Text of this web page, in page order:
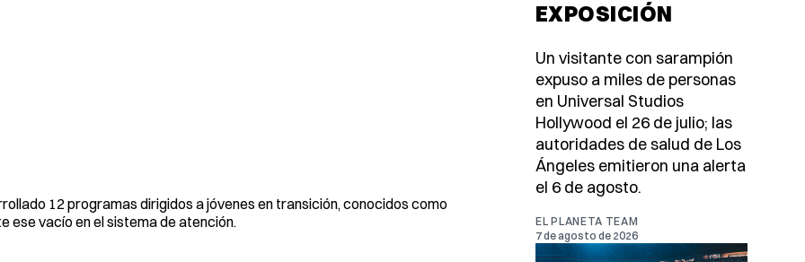
12 programas dirigidos a jóvenes en transición, conocidos como
ese vacío en el sistema de atención.
EXPOSICIÓN
Un visitante con sarampión
expuso a miles de personas
en Universal Studios
Hollywood el 26 de julio; las
autoridades de salud de Los
Ángeles emitieron una alerta
el 6 de agosto.
EL PLANETA TEAM
7 de agosto de 2026